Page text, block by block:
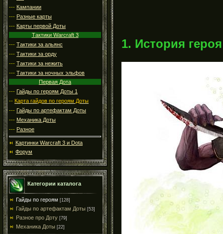
--- Кампании
--- Разные карты
--- Карты первой Доты
Тактики Warcraft 3
--- Тактики за альянс
--- Тактики за орду
--- Тактики за нежить
--- Тактики за ночных эльфов
Первая Дота
--- Гайды по героям Доты 1
-- Карта гайдов по героям Доты
--- Гайды по артефактам Доты
--- Механика Доты
--- Разное
Картинки Warcraft 3 и Dota
Форум
Категории каталога
Гайды по героям [128]
Гайды по артефактам Доты [53]
Разное про Доту [79]
Механика Доты [22]
1. История героя